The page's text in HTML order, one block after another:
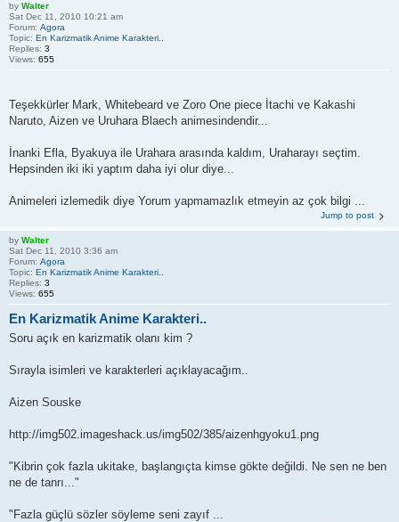
by Walter
Sat Dec 11, 2010 10:21 am
Forum: Agora
Topic: En Karizmatik Anime Karakteri..
Replies: 3
Views: 655
Teşekkürler Mark, Whitebeard ve Zoro One piece İtachi ve Kakashi
Naruto, Aizen ve Uruhara Blaech animesindendir...
İnanki Efla, Byakuya ile Urahara arasında kaldım, Uraharayı seçtim.
Hepsinden iki iki yaptım daha iyi olur diye...
Animeleri izlemedik diye Yorum yapmamazlık etmeyin az çok bilgi ...
Jump to post
by Walter
Sat Dec 11, 2010 3:36 am
Forum: Agora
Topic: En Karizmatik Anime Karakteri..
Replies: 3
Views: 655
En Karizmatik Anime Karakteri..
Soru açık en karizmatik olanı kim ?
Sırayla isimleri ve karakterleri açıklayacağım..
Aizen Souske
http://img502.imageshack.us/img502/385/aizenhgyoku1.png
"Kibrin çok fazla ukitake, başlangıçta kimse gökte değildi. Ne sen ne ben
ne de tanrı..."
"Fazla güçlü sözler söyleme seni zayıf ...